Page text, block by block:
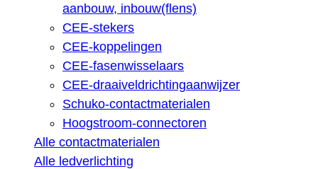
aanbouw, inbouw(flens)
CEE-stekers
CEE-koppelingen
CEE-fasenwisselaars
CEE-draaiveldrichtingaanwijzer
Schuko-contactmaterialen
Hoogstroom-connectoren
Alle contactmaterialen
Alle ledverlichting